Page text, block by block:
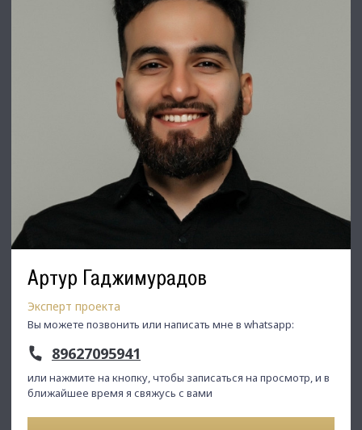
Артур Гаджимурадов
Эксперт проекта
Вы можете позвонить или написать мне в whatsapp:
89627095941
или нажмите на кнопку, чтобы записаться на просмотр, и в
ближайшее время я свяжусь с вами
Недвижимость Северо-Запада.